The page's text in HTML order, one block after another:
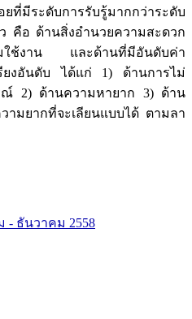
ที่มีระดับการรับรู้มากกว่าระดับ
คือ ด้านสิ่งอำนวยความสะดวก
มใช้งาน และด้านที่มีอันดับค่า
ยงอันดับ ได้แก่ 1) ด้านการไม่
ณ์ 2) ด้านความหายาก 3) ด้าน
มยากที่จะเลียนแบบได้ ตามลา
- ธันวาคม 2558